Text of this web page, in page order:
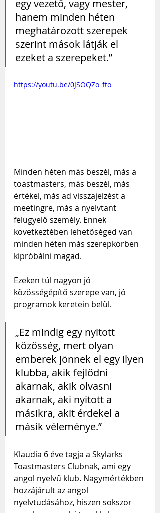
egy vezető, vagy mester,
hanem minden héten
meghatározott szerepek
szerint mások látják el
ezeket a szerepeket.”
https://youtu.be/0JSOQZo_fto
Minden héten más beszél, más a
toastmasters, más beszél, más
értékel, más ad visszajelzést a
meetingre, más a nyelvtant
felügyelő személy. Ennek
következtében lehetőséged van
minden héten más szerepkörben
kipróbálni magad.
Ezeken túl nagyon jó
közösségépítő szerepe van, jó
programok keretein belül.
„Ez mindig egy nyitott
közösség, mert olyan
emberek jönnek el egy ilyen
klubba, akik fejlődni
akarnak, akik olvasni
akarnak, aki nyitott a
másikra, akit érdekel a
másik véleménye.”
Klaudia 6 éve tagja a Skylarks
Toastmasters Clubnak, ami egy
angol nyelvű klub. Nagymértékben
hozzájárult az angol
nyelvtudásához, hiszen sokszor